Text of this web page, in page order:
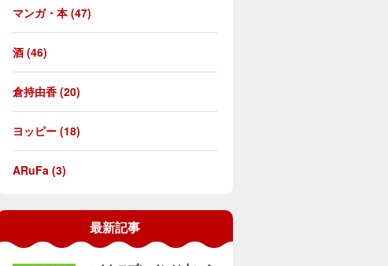
マンガ・本 (47)
酒 (46)
倉持由香 (20)
ヨッピー (18)
ARuFa (3)
最新記事